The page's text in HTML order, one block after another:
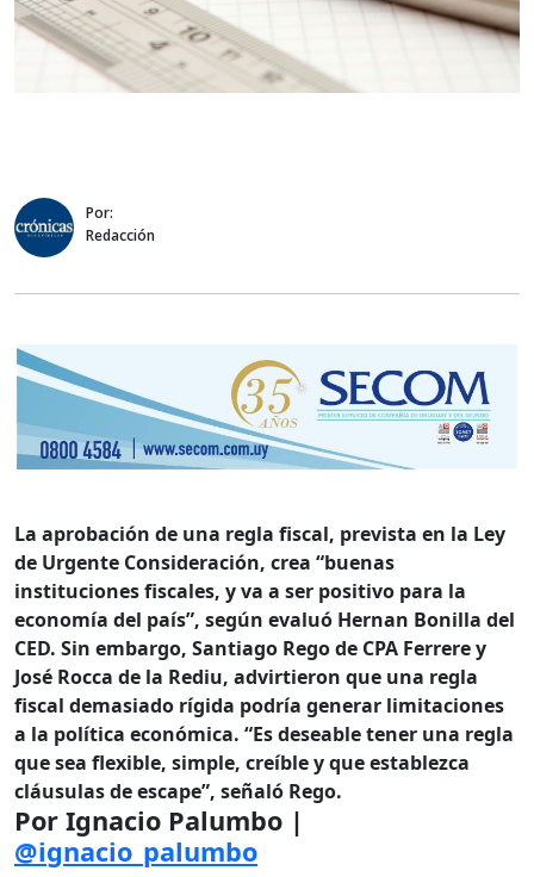
Por:
Redacción
La aprobación de una regla fiscal, prevista en la Ley
de Urgente Consideración, crea “buenas
instituciones fiscales, y va a ser positivo para la
economía del país”, según evaluó Hernan Bonilla del
CED. Sin embargo, Santiago Rego de CPA Ferrere y
José Rocca de la Rediu, advirtieron que una regla
fiscal demasiado rígida podría generar limitaciones
a la política económica. “Es deseable tener una regla
que sea flexible, simple, creíble y que establezca
cláusulas de escape”, señaló Rego.
Por Ignacio Palumbo |
@ignacio_palumbo